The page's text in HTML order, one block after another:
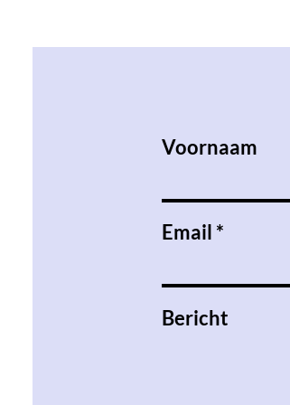
Voornaam
Email
Bericht